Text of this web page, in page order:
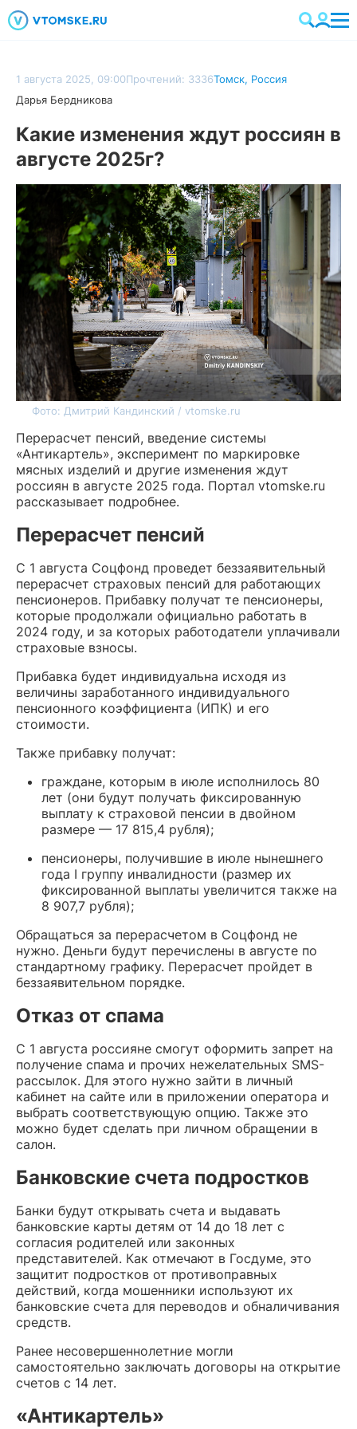
1 августа 2025, 09:00Прочтений: 3336Томск, Россия
Дарья Бердникова
Какие изменения ждут россиян в
августе 2025г?
Фото: Дмитрий Кандинский / vtomske.ru
Перерасчет пенсий, введение системы
«Антикартель», эксперимент по маркировке
мясных изделий и другие изменения ждут
россиян в августе 2025 года. Портал vtomske.ru
рассказывает подробнее.
Перерасчет пенсий
С 1 августа Соцфонд проведет беззаявительный
перерасчет страховых пенсий для работающих
пенсионеров. Прибавку получат те пенсионеры,
которые продолжали официально работать в
2024 году, и за которых работодатели уплачивали
страховые взносы.
Прибавка будет индивидуальна исходя из
величины заработанного индивидуального
пенсионного коэффициента (ИПК) и его
стоимости.
Также прибавку получат:
граждане, которым в июле исполнилось 80
лет (они будут получать фиксированную
выплату к страховой пенсии в двойном
размере — 17 815,4 рубля);
пенсионеры, получившие в июле нынешнего
года I группу инвалидности (размер их
фиксированной выплаты увеличится также на
8 907,7 рубля);
Обращаться за перерасчетом в Соцфонд не
нужно. Деньги будут перечислены в августе по
стандартному графику. Перерасчет пройдет в
беззаявительном порядке.
Отказ от спама
С 1 августа россияне смогут оформить запрет на
получение спама и прочих нежелательных SMS-
рассылок. Для этого нужно зайти в личный
кабинет на сайте или в приложении оператора и
выбрать соответствующую опцию. Также это
можно будет сделать при личном обращении в
салон.
Банковские счета подростков
Банки будут открывать счета и выдавать
банковские карты детям от 14 до 18 лет с
согласия родителей или законных
представителей. Как отмечают в Госдуме, это
защитит подростков от противоправных
действий, когда мошенники используют их
банковские счета для переводов и обналичивания
средств.
Ранее несовершеннолетние могли
самостоятельно заключать договоры на открытие
счетов с 14 лет.
«Антикартель»